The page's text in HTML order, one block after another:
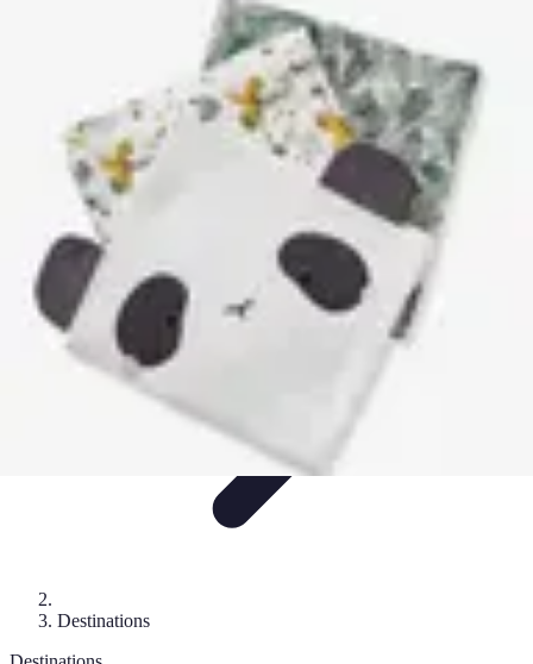
Budget et ÉconomieConseils de
Culture
Voyager Lointain
Destinations